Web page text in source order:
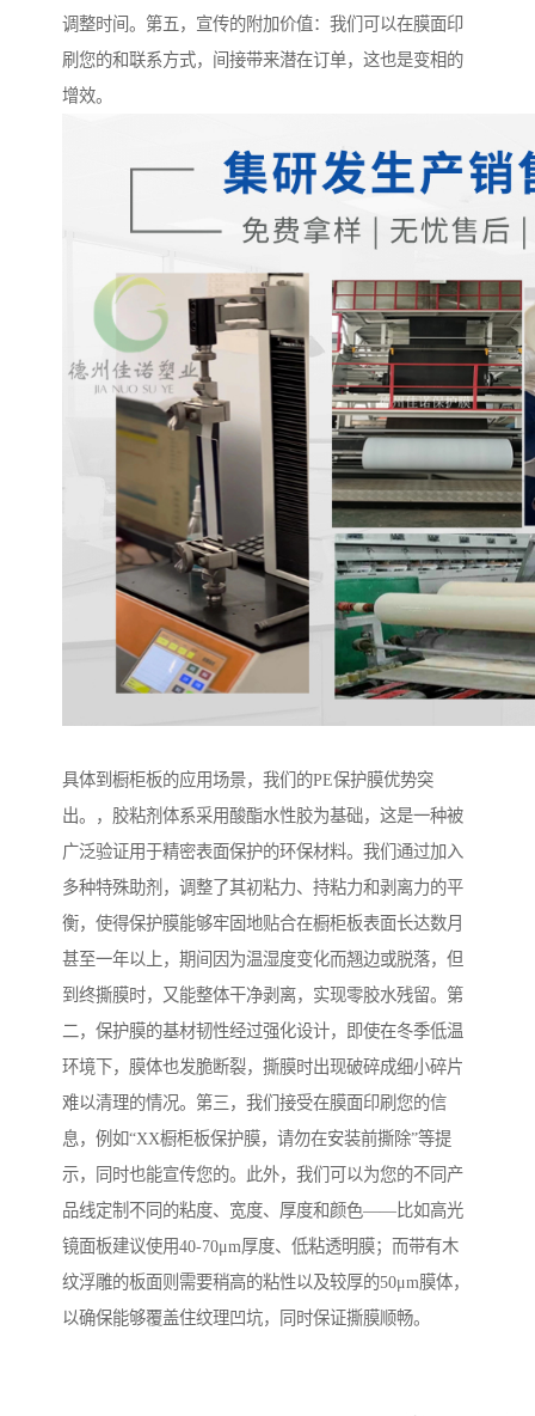
调整时间。第五，宣传的附加价值：我们可以在膜面印
刷您的和联系方式，间接带来潜在订单，这也是变相的
增效。
具体到橱柜板的应用场景，我们的PE保护膜优势突
出。，胶粘剂体系采用酸酯水性胶为基础，这是一种被
广泛验证用于精密表面保护的环保材料。我们通过加入
多种特殊助剂，调整了其初粘力、持粘力和剥离力的平
衡，使得保护膜能够牢固地贴合在橱柜板表面长达数月
甚至一年以上，期间因为温湿度变化而翘边或脱落，但
到终撕膜时，又能整体干净剥离，实现零胶水残留。第
二，保护膜的基材韧性经过强化设计，即使在冬季低温
环境下，膜体也发脆断裂，撕膜时出现破碎成细小碎片
难以清理的情况。第三，我们接受在膜面印刷您的信
息，例如“XX橱柜板保护膜，请勿在安装前撕除”等提
示，同时也能宣传您的。此外，我们可以为您的不同产
品线定制不同的粘度、宽度、厚度和颜色——比如高光
镜面板建议使用40-70μm厚度、低粘透明膜；而带有木
纹浮雕的板面则需要稍高的粘性以及较厚的50μm膜体，
以确保能够覆盖住纹理凹坑，同时保证撕膜顺畅。